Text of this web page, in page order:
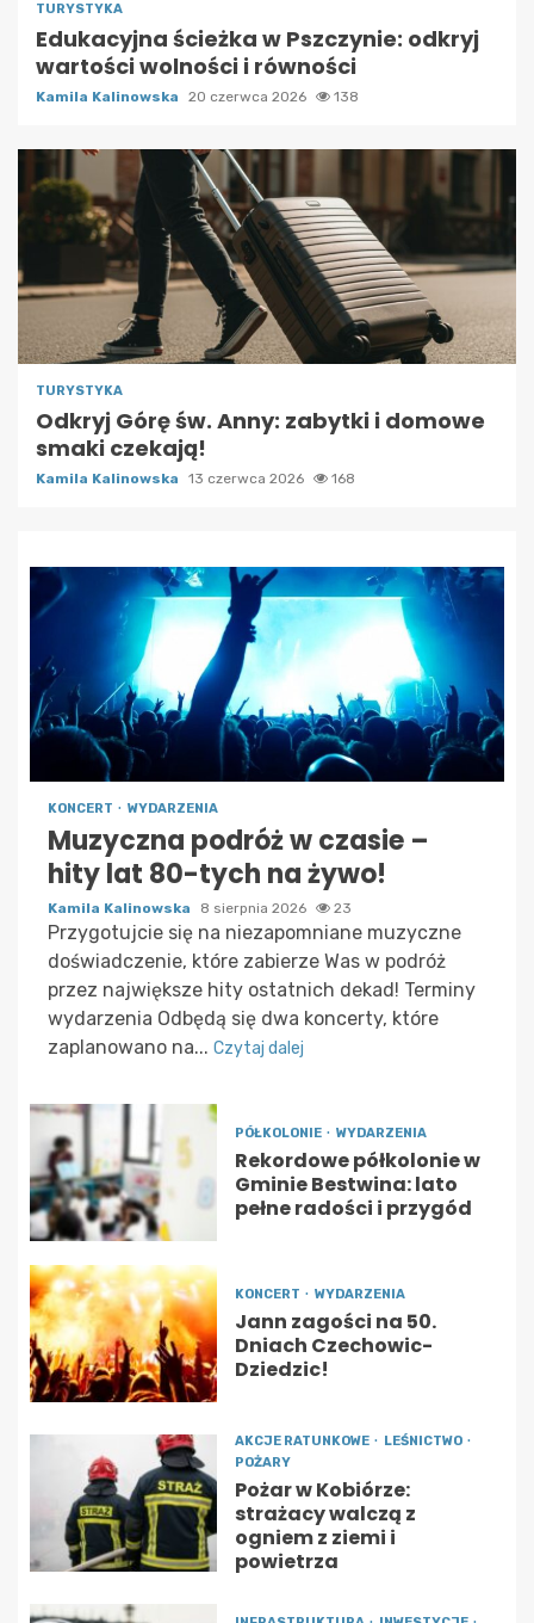
TURYSTYKA
Edukacyjna ścieżka w Pszczynie: odkryj
wartości wolności i równości
Kamila Kalinowska 20 czerwca 2026 138
TURYSTYKA
Odkryj Górę św. Anny: zabytki i domowe
smaki czekają!
Kamila Kalinowska 13 czerwca 2026 168
KONCERT WYDARZENIA
Muzyczna podróż w czasie –
hity lat 80-tych na żywo!
Kamila Kalinowska 8 sierpnia 2026 23
Przygotujcie się na niezapomniane muzyczne
doświadczenie, które zabierze Was w podróż
przez największe hity ostatnich dekad! Terminy
wydarzenia Odbędą się dwa koncerty, które
zaplanowano na... Czytaj dalej
PÓŁKOLONIE WYDARZENIA
Rekordowe półkolonie w
Gminie Bestwina: lato
pełne radości i przygód
KONCERT WYDARZENIA
Jann zagości na 50.
Dniach Czechowic-
Dziedzic!
AKCJE RATUNKOWE
LEŚNICTWO
POŻARY
Pożar w Kobiórze:
strażacy walczą z
ogniem z ziemi i
powietrza